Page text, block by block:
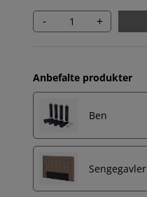
- +
Anbefalte produkter
Ben
Sengegavler